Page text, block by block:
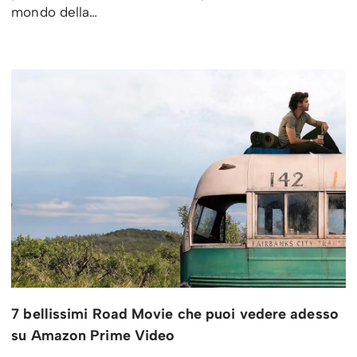
mondo della…
7 bellissimi Road Movie che puoi vedere adesso
su Amazon Prime Video